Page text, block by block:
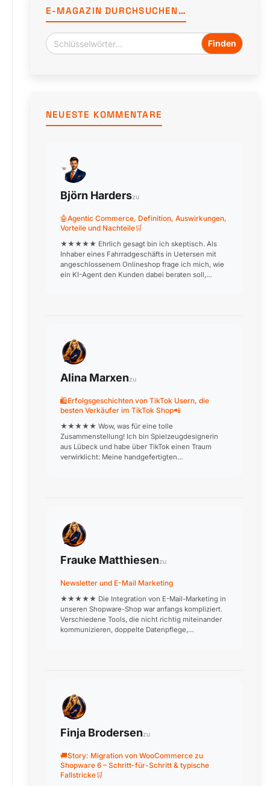
Uhr
nachts,
Cronjob
3
Uhr.
E-MAGAZIN DURCHSUCHEN…
NEUESTE KOMMENTARE
Björn Harderszu
🤖Agentic Commerce, Definition, Auswirkungen,
Vorteile und Nachteile🛒
★★★★★ Ehrlich gesagt bin ich skeptisch. Als
Inhaber eines Fahrradgeschäfts in Uetersen mit
angeschlossenem Onlineshop frage ich mich, wie
ein KI-Agent den Kunden dabei beraten soll,
Alina Marxenzu
🛍️Erfolgsgeschichten von TikTok Usern, die
besten Verkäufer im TikTok Shop📲
★★★★★ Wow, was für eine tolle
Zusammenstellung! Ich bin Spielzeugdesignerin
aus Lübeck und habe über TikTok einen Traum
verwirklicht: Meine handgefertigten
Frauke Matthiesenzu
Newsletter und E-Mail Marketing
★★★★★ Die Integration von E-Mail-Marketing in
unseren Shopware-Shop war anfangs kompliziert.
Verschiedene Tools, die nicht richtig miteinander
kommunizieren, doppelte Datenpflege,
Finja Brodersenzu
🚚Story: Migration von WooCommerce zu
Shopware 6 – Schritt-für-Schritt & typische
Fallstricke🛒